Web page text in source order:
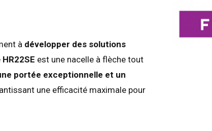
à développer des solutions
HR22SE est une nacelle à flèche tout
portée exceptionnelle et un
une efficacité maximale pour